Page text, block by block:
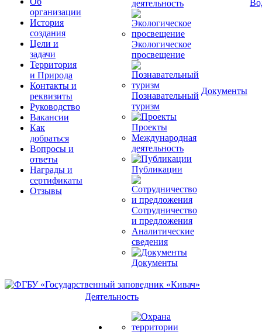
организации
История
создания
Цели и
задачи
Территория
и Природа
Контакты и
реквизиты
Руководство
Вакансии
Как
добраться
Вопросы и
ответы
Награды и
сертификаты
Отзывы
деятельность
Экологическое
просвещение
Познавательный
туризм
Проекты
Международная
деятельность
Публикации
Сотрудничество
и предложения
Аналитические
сведения
Документы
Документы
Деятельность